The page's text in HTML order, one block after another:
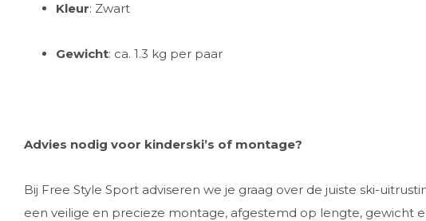
Kleur: Zwart
Gewicht: ca. 1.3 kg per paar
Advies nodig voor kinderski’s of montage?
Bij Free Style Sport adviseren we je graag over de juiste ski-
een veilige en precieze montage, afgestemd op lengte, gewicht